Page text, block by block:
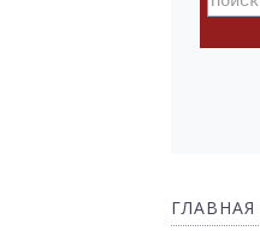
ГЛАВНАЯ